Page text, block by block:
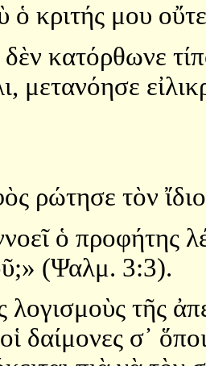
ὁ κριτής μου
κατόρθωνε
μετανόησε
ρώτησε τὸν
ὁ προφήτης
(Ψαλμ. 3:3).
λογισμοὺς τῆς
δαίμονες σ᾿